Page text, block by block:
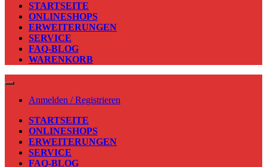
STARTSEITE
ONLINESHOPS
ERWEITERUNGEN
SERVICE
FAQ-BLOG
WARENKORB
Anmelden / Registrieren
STARTSEITE
ONLINESHOPS
ERWEITERUNGEN
SERVICE
FAQ-BLOG